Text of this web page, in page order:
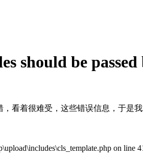
should be
看着很难受，这些错误信息，于是
on line